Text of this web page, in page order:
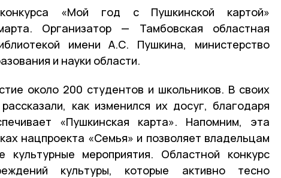
конкурса «Мой год с Пушкинской картой»
Организатор — Тамбовская областная
имени А.С. Пушкина, министерство
и науки области.
около 200 студентов и школьников. В своих
как изменился их досуг, благодаря
«Пушкинская карта». Напомним, эта
нацпроекта «Семья» и позволяет владельцам
культурные мероприятия. Областной конкурс
культуры, которые активно тесно